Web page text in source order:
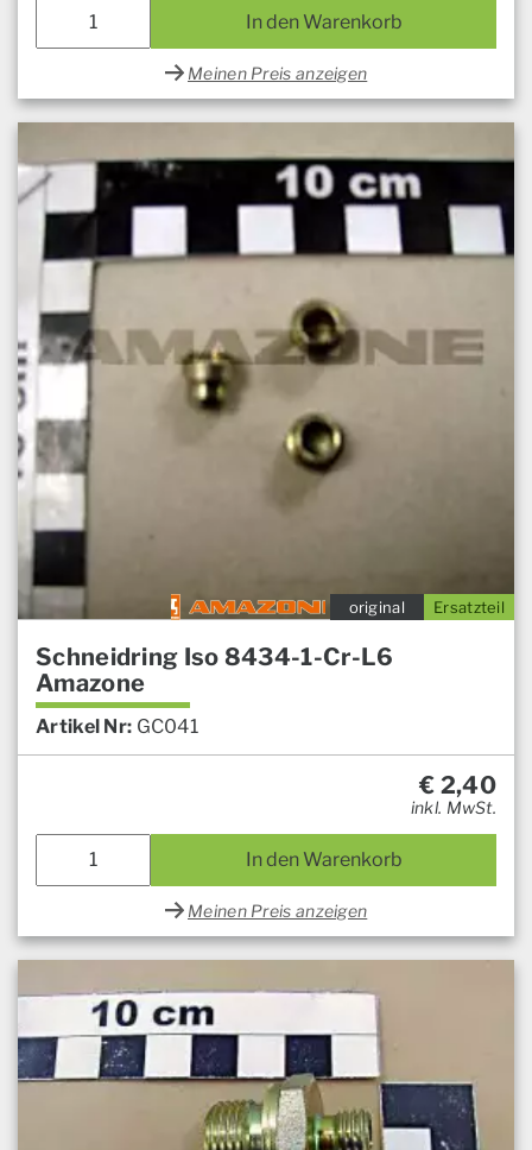
In den Warenkorb
Meinen Preis anzeigen
Ersatzteil
original
Schneidring Iso 8434-1-Cr-L6
Amazone
Artikel Nr: GC041
€ 2,40
inkl. MwSt.
In den Warenkorb
Meinen Preis anzeigen